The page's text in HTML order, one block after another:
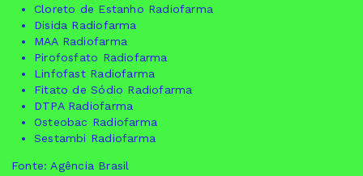
Cloreto de Estanho Radiofarma
Disida Radiofarma
MAA Radiofarma
Pirofosfato Radiofarma
Linfofast Radiofarma
Fitato de Sódio Radiofarma
DTPA Radiofarma
Osteobac Radiofarma
Sestambi Radiofarma
Fonte: Agência Brasil